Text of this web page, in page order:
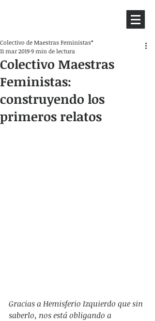
Colectivo Maestras
Feministas:
construyendo los
primeros relatos
Colectivo de Maestras Feministas*
11 mar 20199 min de lectura
Gracias a Hemisferio Izquierdo que sin
saberlo, nos está obligando a